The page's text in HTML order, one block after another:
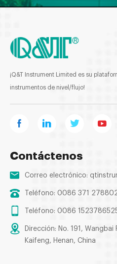
¡Q&T Instrument Limited es su
instrumentos de nivel/flujo!
Contáctenos
Correo electrónico:
Teléfono: 0086 371
Teléfono: 0086
Dirección: No. 191,
Kaifeng, Henan, China